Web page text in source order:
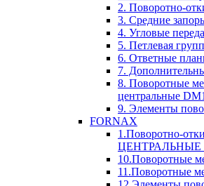
2. Поворотно-
3. Средние
4. Угловые
5. Петлевая
6. Ответные
7.
8. Поворотные
центральные
9. Элементы
FORNAX
1.Поворотно-
ЦЕНТРАЛЬНЫЕ
10.Поворотные
11.Поворотные